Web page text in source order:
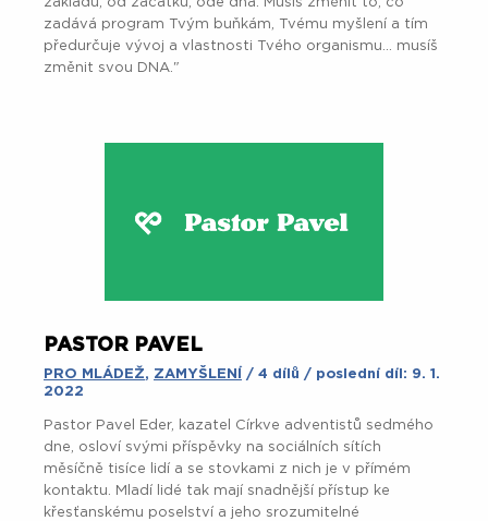
základu, od začátku, ode dna. Musíš změnit to, co
zadává program Tvým buňkám, Tvému myšlení a tím
předurčuje vývoj a vlastnosti Tvého organismu... musíš
změnit svou DNA."
PASTOR PAVEL
PRO MLÁDEŽ, ZAMYŠLENÍ
/ 4 dílů / poslední díl: 9. 1.
2022
Pastor Pavel Eder, kazatel Církve adventistů sedmého
dne, osloví svými příspěvky na sociálních sítích
měsíčně tisíce lidí a se stovkami z nich je v přímém
kontaktu. Mladí lidé tak mají snadnější přístup ke
křesťanskému poselství a jeho srozumitelné